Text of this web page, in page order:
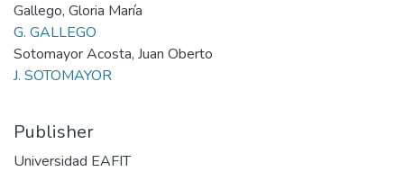
Gallego, Gloria María
G. GALLEGO
Sotomayor Acosta, Juan Oberto
J. SOTOMAYOR
Publisher
Universidad EAFIT